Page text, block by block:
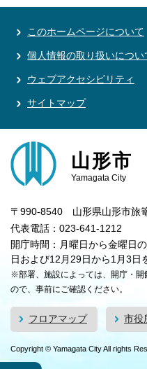
このホームページについて
個人情報の取り扱いについ
ウェブアクセシビリティ
サイトマップ
山形市
Yamagata City
〒990-8540 山形県山形市旅
代表電話：023-641-1212
開庁時間：月曜日から金曜日
日および12月29日から1月3日
※部署、施設によっては、開庁・開
ので、事前にご確認ください。
フロアマップ 市役
Copyright © Yamagata City All rights